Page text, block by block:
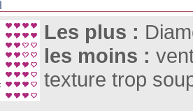
Les plus :
les moins :
texture trop